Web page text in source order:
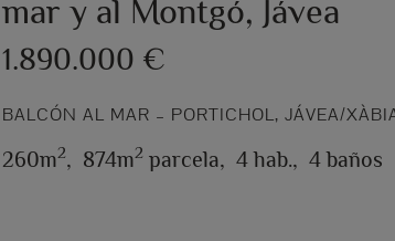
mar y al Montgó, Jávea
1.890.000 €
BALCÓN AL MAR – PORTICHOL, JÁVEA/
260m2, 874m2 parcela, 4 hab., 4 baños